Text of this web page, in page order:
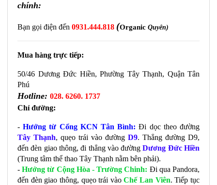
chính:
Bạn gọi điện đến 0931.444.818 (Organic Quyên)
Mua hàng trực tiếp:
50/46 Dương Đức Hiền, Phường Tây Thạnh, Quận Tân
Phú
Hotline: 028. 6260. 1737
Chỉ đường:
- Hướng từ Cổng KCN Tân Bình:
Tây Thạnh, quẹo trái vào đường D9. Thẳng đường D9,
đến đèn giao thông, đi thẳng vào đường Dương Đức Hiền
(Trung tâm thể thao Tây Thạnh nằm bên phải).
- Hướng từ Cộng Hòa - Trường Chinh: Đi qua Pandora,
đến đèn giao thông, quẹo trái vào Chế Lan Viên. Tiếp tục